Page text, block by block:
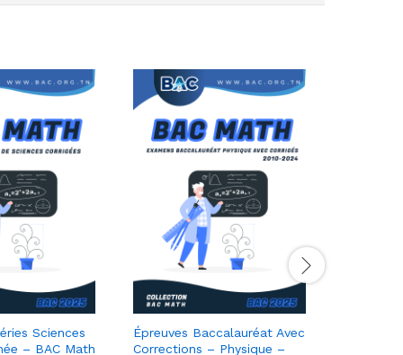
Sciences
– BAC Math
Épreuves Baccalauréat Avec
Corrections – Physique –